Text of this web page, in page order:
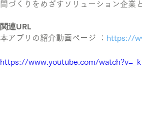
間づくりをめざすソリューション企業
関連URL
本アプリの紹介動画ページ ： https://
https://www.youtube.com/